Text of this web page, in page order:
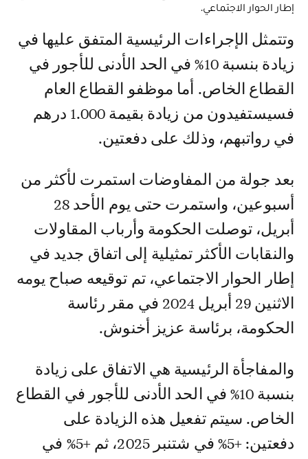
إطار الحوار الاجتماعي.
وتتمثل الإجراءات الرئيسية المتفق عليها في
زيادة بنسبة 10% في الحد الأدنى للأجور في
القطاع الخاص. أما موظفو القطاع العام
فسيستفيدون من زيادة بقيمة 1.000 درهم
في رواتبهم، وذلك على دفعتين.
بعد جولة من المفاوضات استمرت لأكثر من
أسبوعين، واستمرت حتى يوم الأحد 28
أبريل، توصلت الحكومة وأرباب المقاولات
والنقابات الأكثر تمثيلية إلى اتفاق جديد في
إطار الحوار الاجتماعي، تم توقيعه صباح يومه
الاثنين 29 أبريل 2024 في مقر رئاسة
الحكومة، برئاسة عزيز أخنوش.
والمفاجأة الرئيسية هي الاتفاق على زيادة
بنسبة 10% في الحد الأدنى للأجور في القطاع
الخاص. سيتم تفعيل هذه الزيادة على
دفعتين: +5% في شتنبر 2025، ثم +5% في